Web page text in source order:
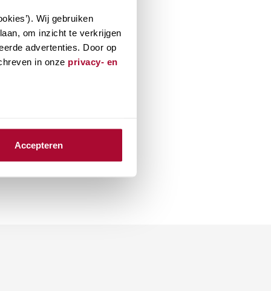
Wij gebruiken
om inzicht te verkrijgen
advertenties. Door op
in onze privacy- en
Accepteren